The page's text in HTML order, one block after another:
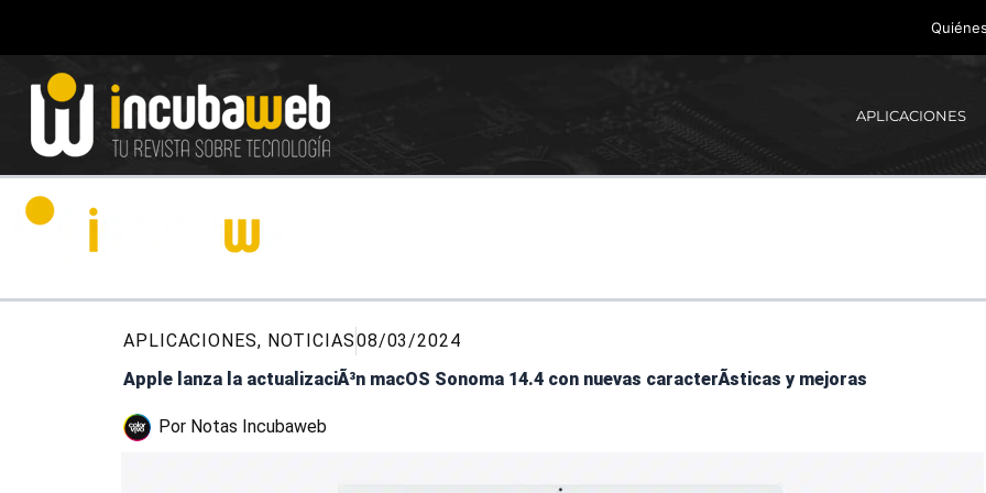
contenido
APLICACIONES
APLICACIONES, NOTICIAS08/03/2024
Apple lanza la actualizaciÃ³n macOS Sonoma 14.4 con nuevas caracterÃ­sticas y mejoras
Por Notas Incubaweb